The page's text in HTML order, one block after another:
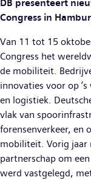
DB presenteert
Congress in
Van 11 tot 15
Congress het
de mobiliteit.
innovaties voor op
en logistiek.
vlak van
forensenverkeer, en
mobiliteit. Vorig jaar
partnerschap om
werd vastgelegd,